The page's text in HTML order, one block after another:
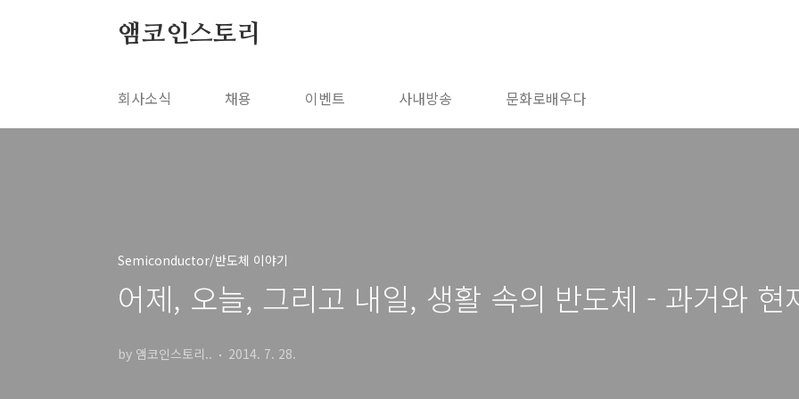
앰코인스토리
회사소식 채용 이벤트 사내방송 문화로배우다
Semiconductor/반도체 이야기
어제, 오늘, 그리고 내일, 생활 속의 반도체 - 과거와 현
by 앰코인스토리.. 2014. 7. 28.